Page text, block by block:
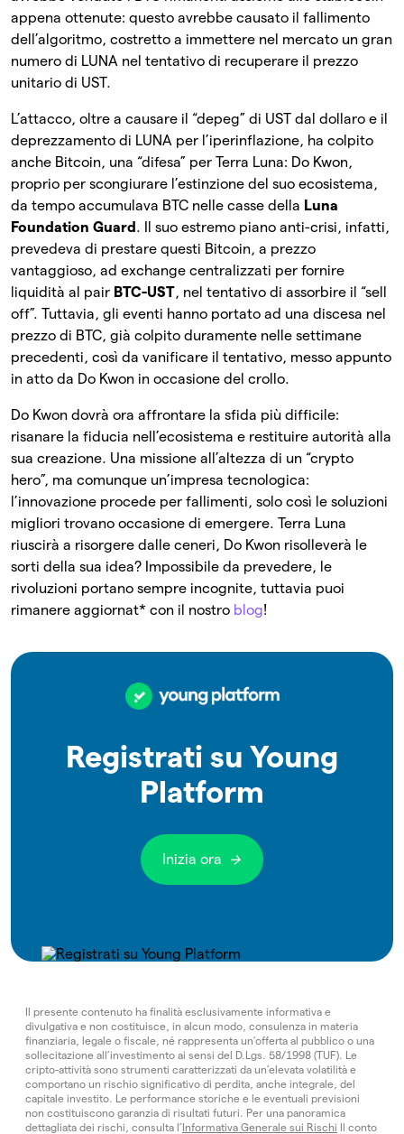
appena ottenute: questo avrebbe causato il fallimento
dell’algoritmo, costretto a immettere nel mercato un gran
numero di LUNA nel tentativo di recuperare il prezzo
unitario di UST.
L’attacco, oltre a causare il “depeg” di UST dal dollaro e il
deprezzamento di LUNA per l’iperinflazione, ha colpito
anche Bitcoin, una “difesa” per Terra Luna: Do Kwon,
proprio per scongiurare l’estinzione del suo ecosistema,
da tempo accumulava BTC nelle casse della Luna
Foundation Guard . Il suo estremo piano anti-crisi, infatti,
prevedeva di prestare questi Bitcoin, a prezzo
vantaggioso, ad exchange centralizzati per fornire
liquidità al pair BTC-UST, nel tentativo di assorbire il “sell
off”. Tuttavia, gli eventi hanno portato ad una discesa nel
prezzo di BTC, già colpito duramente nelle settimane
precedenti, così da vanificare il tentativo, messo appunto
in atto da Do Kwon in occasione del crollo.
Do Kwon dovrà ora affrontare la sfida più difficile:
risanare la fiducia nell’ecosistema e restituire autorità alla
sua creazione. Una missione all’altezza di un “crypto
hero”, ma comunque un’impresa tecnologica:
l’innovazione procede per fallimenti, solo così le soluzioni
migliori trovano occasione di emergere. Terra Luna
riuscirà a risorgere dalle ceneri, Do Kwon risolleverà le
sorti della sua idea? Impossibile da prevedere, le
rivoluzioni portano sempre incognite, tuttavia puoi
rimanere aggiornat* con il nostro blog!
Registrati su Young
Platform
Inizia ora
Il presente contenuto ha finalità esclusivamente informativa e
divulgativa e non costituisce, in alcun modo, consulenza in materia
finanziaria, legale o fiscale, né rappresenta un’offerta al pubblico o una
sollecitazione all’investimento ai sensi del D.Lgs. 58/1998 (TUF). Le
cripto-attività sono strumenti caratterizzati da un’elevata volatilità e
comportano un rischio significativo di perdita, anche integrale, del
capitale investito. Le performance storiche e le eventuali previsioni
non costituiscono garanzia di risultati futuri. Per una panoramica
dettagliata dei rischi, consulta l’Informativa Generale sui Rischi Il conto